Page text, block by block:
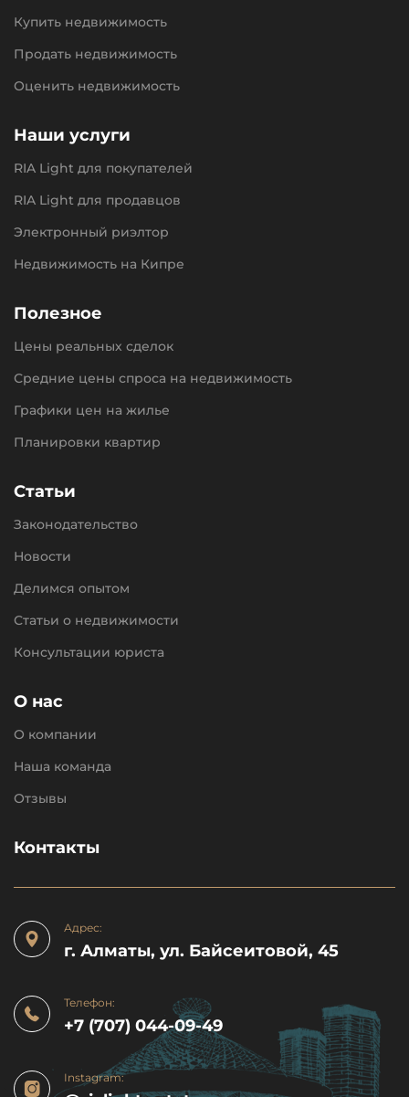
Купить недвижимость
Продать недвижимость
Оценить недвижимость
Наши услуги
RIA Light для покупателей
RIA Light для продавцов
Электронный риэлтор
Недвижимость на Кипре
Полезное
Цены реальных сделок
Средние цены спроса на недвижимость
Графики цен на жилье
Планировки квартир
Статьи
Законодательство
Новости
Делимся опытом
Статьи о недвижимости
Консультации юриста
О нас
О компании
Наша команда
Отзывы
Контакты
Адрес:
г. Алматы, ул. Байсеитовой, 45
Телефон:
+7 (707) 044-09-49
Instagram: